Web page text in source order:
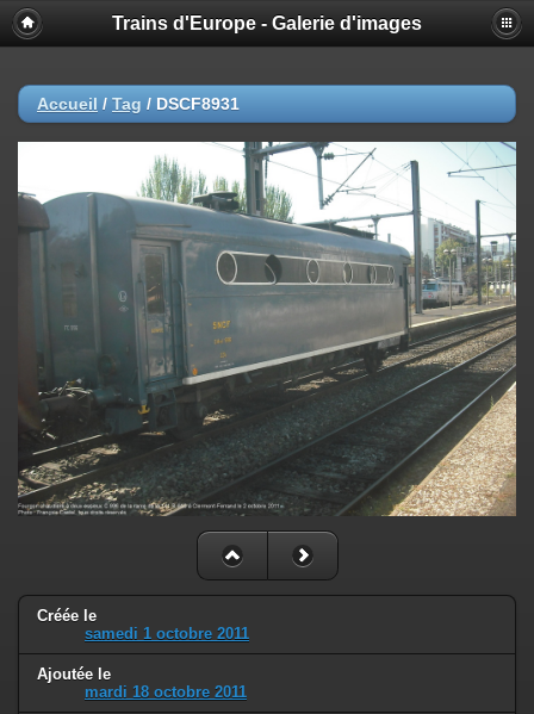
Trains d'Europe - Galerie d'images
Accueil / Tag / DSCF8931
Créée le
samedi 1 octobre 2011
Ajoutée le
mardi 18 octobre 2011